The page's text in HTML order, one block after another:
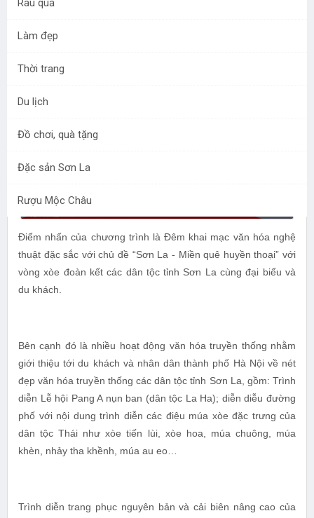
Rau quả
Làm đẹp
Thời trang
Du lịch
Đồ chơi, quà tặng
Đặc sản Sơn La
Rượu Mộc Châu
Thứ sáu - 12/10/2018 10:33
chức tại Vườn hoa Lý Thái Tổ từ ngày 19-21/10/2018,
Điểm nhấn của chương trình là Đêm khai mạc văn hóa nghệ
thuật đặc sắc với chủ đề “Sơn La - Miền quê huyền thoại” với
vòng xòe đoàn kết các dân tộc tỉnh Sơn La cùng đại biểu và
du khách.
Bên cạnh đó là nhiều hoạt động văn hóa truyền thống nhằm
giới thiệu tới du khách và nhân dân thành phố Hà Nội về nét
đẹp văn hóa truyền thống các dân tộc tỉnh Sơn La, gồm: Trình
diễn Lễ hội Pang A nụn ban (dân tộc La Ha); diễn diễu đường
phố với nội dung trình diễn các điệu múa xòe đặc trưng của
dân tộc Thái như xòe tiến lùi, xòe hoa, múa chuông, múa
khèn, nhảy tha khềnh, múa au eo…
Trình diễn trang phục nguyên bản và cải biên nâng cao của